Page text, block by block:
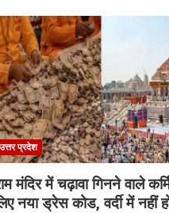
प्रदेश
मंदिर में चढ़ावा गिनने वाले
नया ड्रेस कोड, वर्दी में नहीं